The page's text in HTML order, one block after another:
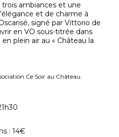
trois ambiances et une
et de charme à
signé par Vittorio de
en VO sous-titrée dans
plein air au « Château la
Ce Soir au Château.
: 14€